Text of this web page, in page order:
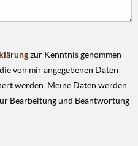
zur Kenntnis genommen
von mir angegebenen Daten
werden. Meine Daten werden
Bearbeitung und Beantwortung